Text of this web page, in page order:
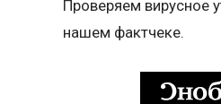
Проверяем вирусное
нашем фактчеке.